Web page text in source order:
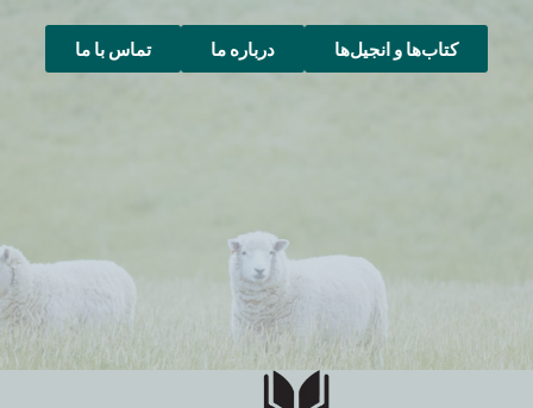
کتاب‌ها و انجیل‌ها درباره ما تماس با ما